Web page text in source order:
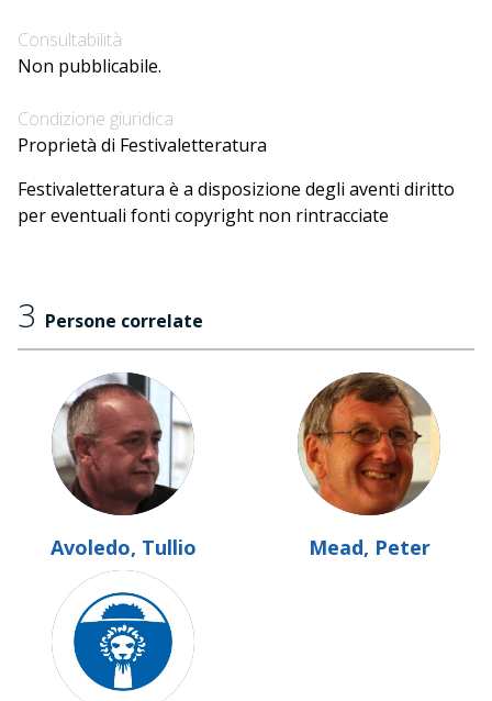
Consultabilità
Non pubblicabile.
Condizione giuridica
Proprietà di Festivaletteratura
Festivaletteratura è a disposizione degli aventi diritto
per eventuali fonti copyright non rintracciate
3 Persone correlate
Avoledo, Tullio Mead, Peter